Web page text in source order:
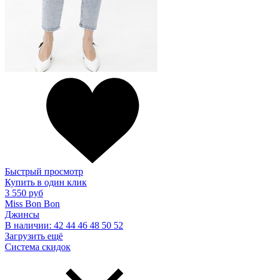
Быстрый просмотр
Купить в один клик
3 550 руб
Miss Bon Bon
Джинсы
В наличии: 42 44 46 48 50 52
Загрузить ещё
Система скидок